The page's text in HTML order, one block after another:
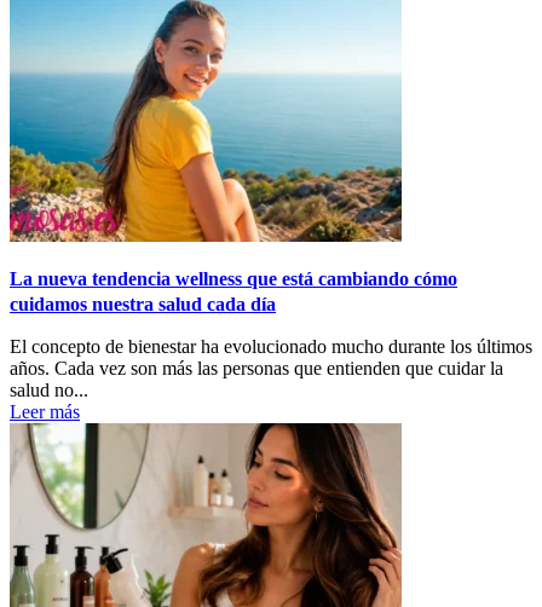
La nueva tendencia wellness que está cambiando cómo
cuidamos nuestra salud cada día
El concepto de bienestar ha evolucionado mucho durante los últimos
años. Cada vez son más las personas que entienden que cuidar la
salud no...
Leer más